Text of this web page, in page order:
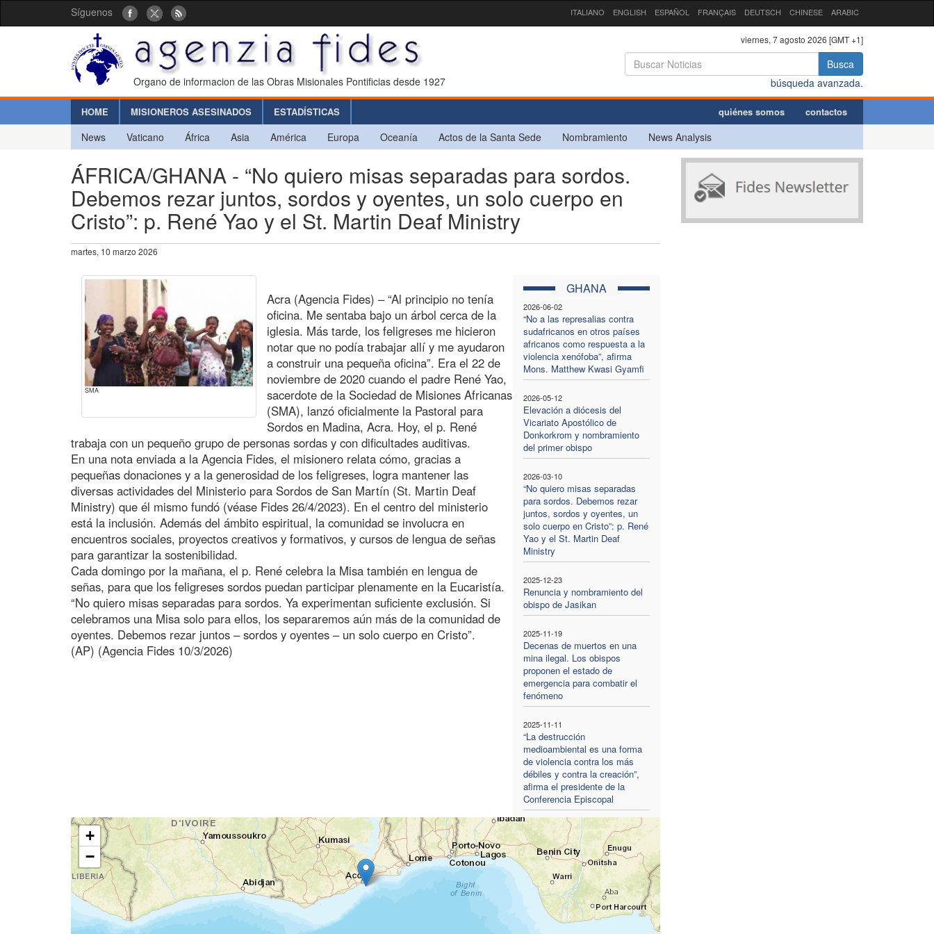
Síguenos ITALIANO ENGLISH ESPAÑOL FRANÇAIS DEUTSCH CHINESE ARABIC
Organo de informacion de las Obras Misionales Pontificias desde 1927
viernes, 7 agosto 2026 [GMT +1]
Busca
búsqueda avanzada.
HOME MISIONEROS ASESINADOS ESTADÍSTICAS quiénes somos contactos
News Vaticano África Asia América Europa Oceanía Actos de la Santa Sede Nombramiento News Analysis
ÁFRICA/GHANA - “No quiero misas separadas para sordos.
Debemos rezar juntos, sordos y oyentes, un solo cuerpo en
Cristo”: p. René Yao y el St. Martin Deaf Ministry
martes, 10 marzo 2026
SMA
GHANA
2026-06-02
“No a las represalias contra
sudafricanos en otros países
africanos como respuesta a la
violencia xenófoba”, afirma
Mons. Matthew Kwasi Gyamfi
2026-05-12
Elevación a diócesis del
Vicariato Apostólico de
Donkorkrom y nombramiento
del primer obispo
2026-03-10
“No quiero misas separadas
para sordos. Debemos rezar
juntos, sordos y oyentes, un
solo cuerpo en Cristo”: p. René
Yao y el St. Martin Deaf
Ministry
2025-12-23
Renuncia y nombramiento del
obispo de Jasikan
2025-11-19
Decenas de muertos en una
mina ilegal. Los obispos
proponen el estado de
emergencia para combatir el
fenómeno
2025-11-11
“La destrucción
medioambiental es una forma
de violencia contra los más
débiles y contra la creación”,
afirma el presidente de la
Conferencia Episcopal
Acra (Agencia Fides) – “Al principio no tenía
oficina. Me sentaba bajo un árbol cerca de la
iglesia. Más tarde, los feligreses me hicieron
notar que no podía trabajar allí y me ayudaron
a construir una pequeña oficina”. Era el 22 de
noviembre de 2020 cuando el padre René Yao,
sacerdote de la Sociedad de Misiones Africanas
(SMA), lanzó oficialmente la Pastoral para
Sordos en Madina, Acra. Hoy, el p. René
trabaja con un pequeño grupo de personas sordas y con dificultades auditivas.
En una nota enviada a la Agencia Fides, el misionero relata cómo, gracias a
pequeñas donaciones y a la generosidad de los feligreses, logra mantener las
diversas actividades del Ministerio para Sordos de San Martín (St. Martin Deaf
Ministry) que él mismo fundó (véase Fides 26/4/2023). En el centro del ministerio
está la inclusión. Además del ámbito espiritual, la comunidad se involucra en
encuentros sociales, proyectos creativos y formativos, y cursos de lengua de señas
para garantizar la sostenibilidad.
Cada domingo por la mañana, el p. René celebra la Misa también en lengua de
señas, para que los feligreses sordos puedan participar plenamente en la Eucaristía.
“No quiero misas separadas para sordos. Ya experimentan suficiente exclusión. Si
celebramos una Misa solo para ellos, los separaremos aún más de la comunidad de
oyentes. Debemos rezar juntos – sordos y oyentes – un solo cuerpo en Cristo”.
(AP) (Agencia Fides 10/3/2026)
+
−